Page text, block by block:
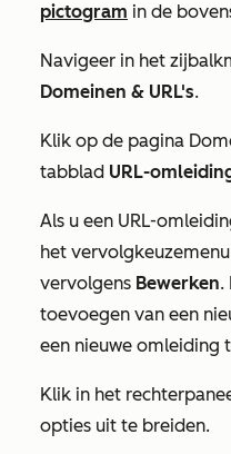
pictogram in de
Navigeer in het
Domeinen & URL's.
Klik op de pagina
tabblad URL-
Als u een URL-
het vervolgkeuzemenu
vervolgens Bewerken.
toevoegen van een
een nieuwe omleiding
Klik in het
opties uit te breiden.